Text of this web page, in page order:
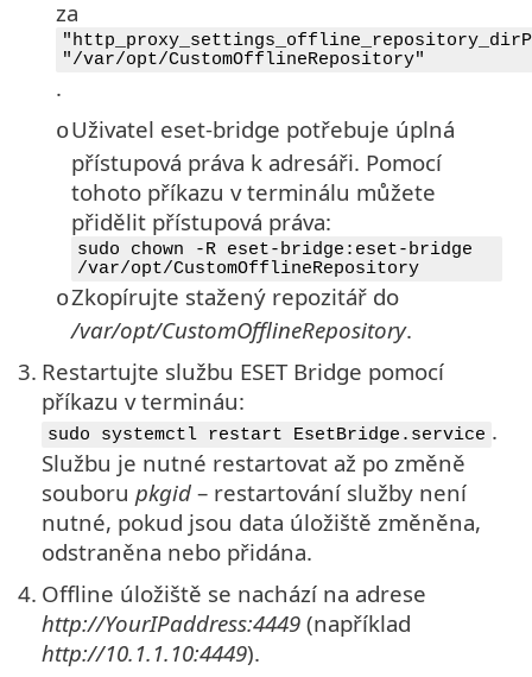
za
"/var/opt/CustomOfflineRepository"
.
oUživatel eset-bridge potřebuje úplná
přístupová práva k adresáři. Pomocí
tohoto příkazu v terminálu můžete
přidělit přístupová práva:
sudo chown -R eset-bridge:eset-bridge
/var/opt/CustomOfflineRepository
oZkopírujte stažený repozitář do
/var/opt/CustomOfflineRepository.
3. Restartujte službu ESET Bridge pomocí
příkazu v termináu:
sudo systemctl restart EsetBridge.service .
Službu je nutné restartovat až po změně
souboru pkgid – restartování služby není
nutné, pokud jsou data úložiště změněna,
odstraněna nebo přidána.
4. Offline úložiště se nachází na adrese
http://YourIPaddress:4449 (například
http://10.1.1.10:4449).